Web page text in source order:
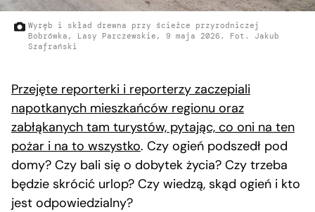
Wyręb i skład drewna przy ścieżce przyrodniczej
Bobrówka, Lasy Parczewskie, 9 maja 2026. Fot. Jakub
Szafrański
Przejęte reporterki i reporterzy zaczepiali
napotkanych mieszkańców regionu oraz
zabłąkanych tam turystów, pytając, co oni na ten
pożar i na to wszystko. Czy ogień podszedł pod
domy? Czy bali się o dobytek życia? Czy trzeba
będzie skrócić urlop? Czy wiedzą, skąd ogień i kto
jest odpowiedzialny?